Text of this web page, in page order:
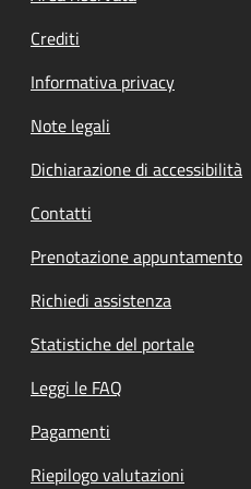
Crediti
Informativa privacy
Note legali
Dichiarazione di accessibilità
Contatti
Prenotazione appuntamento
Richiedi assistenza
Statistiche del portale
Leggi le FAQ
Pagamenti
Riepilogo valutazioni